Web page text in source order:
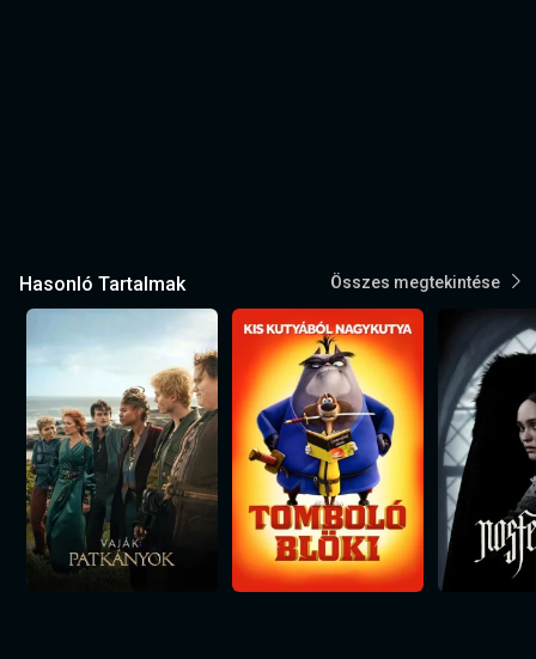
Hasonló Tartalmak Összes megtekintése